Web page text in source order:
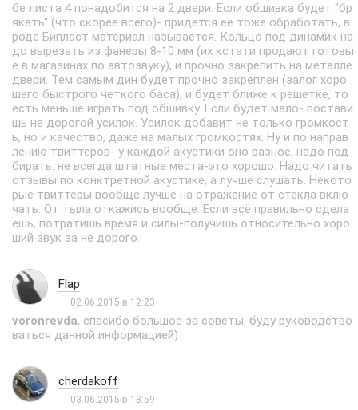
бе листа 4 понадобится на 2 двери. Если обшивка будет "бр
якать" (что скорее всего)- придется ее тоже обработать, в
роде Бипласт материал называется. Кольцо под динамик на
до вырезать из фанеры 8-10 мм (их кстати продают готовы
е в магазинах по автозвуку), и прочно закрепить на металле
двери. Тем самым дин будет прочно закреплен (залог хоро
шего быстрого четкого баса), и будет ближе к решетке, то
есть меньше играть под обшивку. Если будет мало- постави
шь не дорогой усилок. Усилок добавит не только громкост
ь, но и качество, даже на малых громкостях. Ну и по направ
лению твиттеров- у каждой акустики оно разное, надо под
бирать. не всегда штатные места-это хорошо. Надо читать
отзывы по конктретной акустике, а лучше слушать. Некото
рые твиттеры вообще лучше на отражение от стекла вклю
чать. От тыла откажись вообще. Если всё правильно сдела
ешь, потратишь время и силы-получишь относительно хоро
ший звук за не дорого.
Flap
02.06.2015 в 12:23
voronrevda, спасибо большое за советы, буду руководство
ваться данной информацией)
cherdakoff
03.06.2015 в 18:59